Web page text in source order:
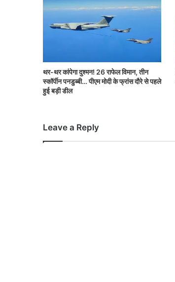
थर-थर कांपेगा दुश्मन! 26 राफेल विमान, तीन
स्कॉर्पीन पनडुब्बी… पीएम मोदी के फ्रांस दौरे से पहले
हुई बड़ी डील
Leave a Reply